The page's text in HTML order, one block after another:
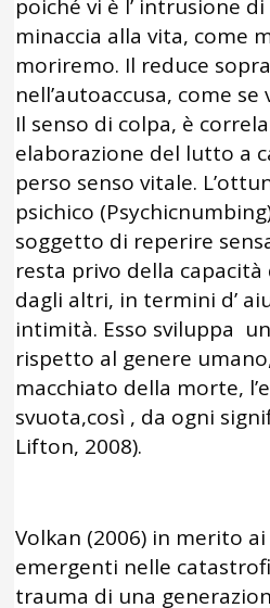
poiché vi è l’ intrusione
minaccia alla vita, come
moriremo. Il reduce
nell’autoaccusa, come se
Il senso di colpa, è
elaborazione del lutto a
perso senso vitale.
psichico
soggetto di reperire
resta privo della capacità
dagli altri, in termini d’
intimità. Esso sviluppa
rispetto al genere
macchiato della morte,
svuota,così , da ogni
Lifton, 2008).
Volkan (2006) in merito
emergenti nelle
trauma di una